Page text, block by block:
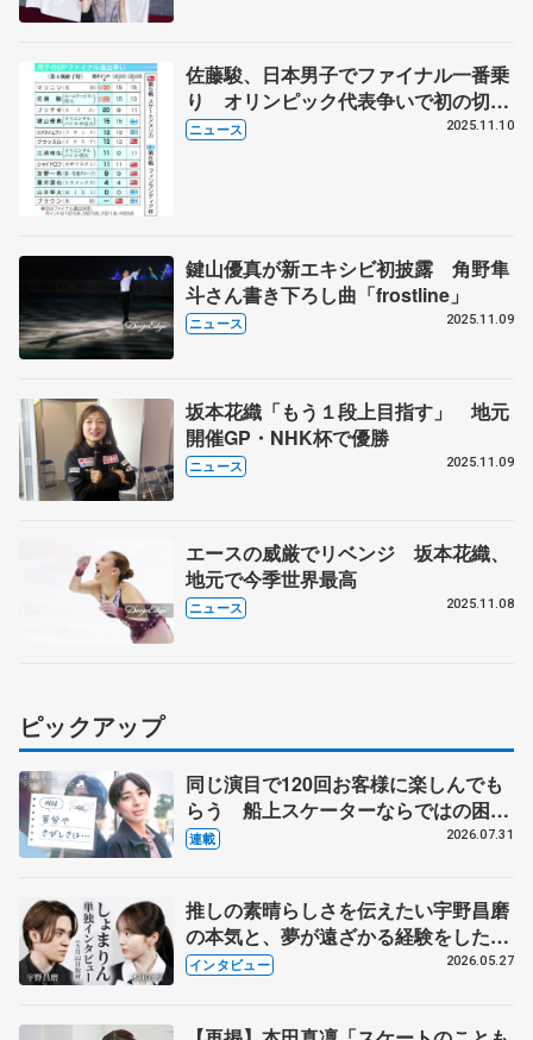
佐藤駿、日本男子でファイナル一番乗
り オリンピック代表争いで初の切符
へ前進
ニュース 2025.11.10
鍵山優真が新エキシビ初披露 角野隼
斗さん書き下ろし曲「frostline」
ニュース 2025.11.09
坂本花織「もう１段上目指す」 地元
開催GP・NHK杯で優勝
ニュース 2025.11.09
エースの威厳でリベンジ 坂本花織、
地元で今季世界最高
ニュース 2025.11.08
ピックアップ
同じ演目で120回お客様に楽しんでも
らう 船上スケーターならではの困難
とは 影響あったPIW前キャプテン松
連載 2026.07.31
推しの素晴らしさを伝えたい宇野昌磨
の本気と、夢が遠ざかる経験をした本
田真凜の覚悟
インタビュー 2026.05.27